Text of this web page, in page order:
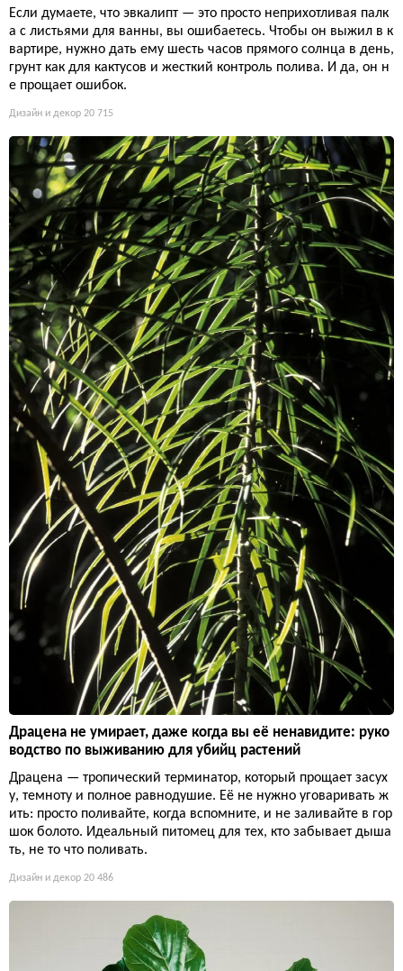
Если думаете, что эвкалипт — это просто неприхотливая палк
а с листьями для ванны, вы ошибаетесь. Чтобы он выжил в к
вартире, нужно дать ему шесть часов прямого солнца в день,
грунт как для кактусов и жесткий контроль полива. И да, он н
е прощает ошибок.
Дизайн и декор 20 715
Драцена не умирает, даже когда вы её ненавидите: руко
водство по выживанию для убийц растений
Драцена — тропический терминатор, который прощает засух
у, темноту и полное равнодушие. Её не нужно уговаривать ж
ить: просто поливайте, когда вспомните, и не заливайте в гор
шок болото. Идеальный питомец для тех, кто забывает дыша
ть, не то что поливать.
Дизайн и декор 20 486